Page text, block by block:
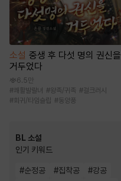
소설 중생 후 다섯 명의 권신을
거두었다
6.5만
#쾌활발랄녀 #왕족/귀족 #걸크러시
#회귀/타임슬립 #동양풍
BL 소설
인기 키워드
#순정공 #집착공 #강공